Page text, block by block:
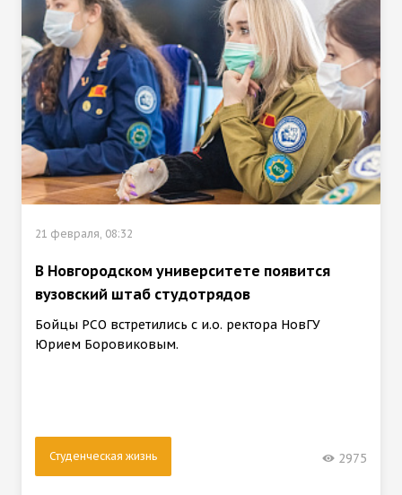
21 февраля, 08:32
В Новгородском университете появится
вузовский штаб студотрядов
Бойцы РСО встретились с и.о. ректора НовГУ
Юрием Боровиковым.
Студенческая жизнь 2975